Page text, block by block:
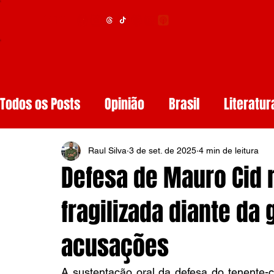
Todos os Posts Opinião Brasil
Educação Segurança Obituários
Resenhas de Livros Inteligência
Diários de Leitura Reviews
Defesa de Mauro Cid
fragilizada diante da
acusações
Raul Silva 3 de set. de 2025 4 min de leitura